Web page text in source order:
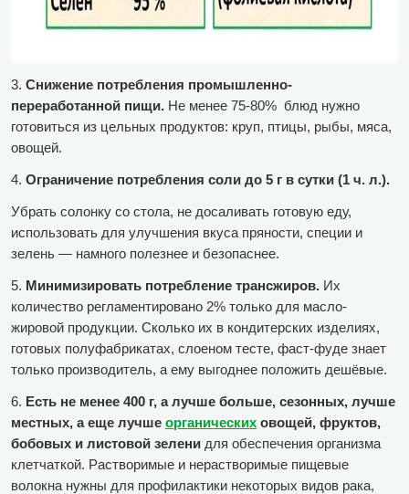
3. Снижение потребления промышленно-
переработанной пищи. Не менее 75-80% блюд нужно
готовиться из цельных продуктов: круп, птицы, рыбы, мяса,
овощей.
4. Ограничение потребления соли до 5 г в сутки (1 ч. л.).
Убрать солонку со стола, не досаливать готовую еду,
использовать для улучшения вкуса пряности, специи и
зелень — намного полезнее и безопаснее.
5. Минимизировать потребление трансжиров. Их
количество регламентировано 2% только для масло-
жировой продукции. Сколько их в кондитерских изделиях,
готовых полуфабрикатах, слоеном тесте, фаст-фуде знает
только производитель, а ему выгоднее положить дешёвые.
6. Есть не менее 400 г, а лучше больше, сезонных, лучше
местных, а еще лучше органических овощей, фруктов,
бобовых и листовой зелени для обеспечения организма
клетчаткой. Растворимые и нерастворимые пищевые
волокна нужны для профилактики некоторых видов рака,